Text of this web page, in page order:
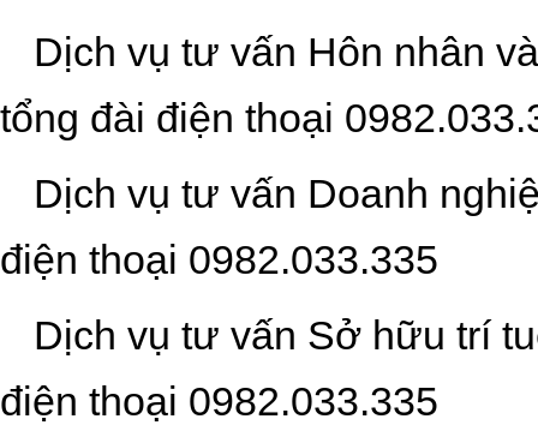
Dịch vụ tư vấn Hôn nhân
tổng đài điện thoại 0
Dịch vụ tư vấn Doanh
điện thoại 0982.033.335
Dịch vụ tư vấn Sở hữu trí
điện thoại 0982.033.335